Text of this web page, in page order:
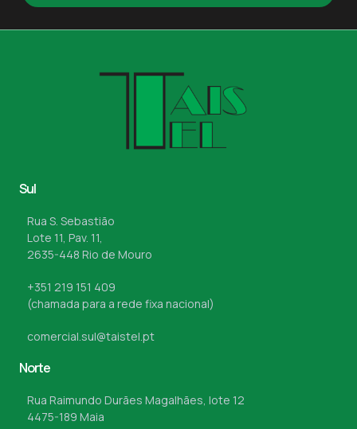
Sul
Rua S. Sebastião
Lote 11, Pav. 11,
2635-448 Rio de Mouro
+351 219 151 409
(chamada para a rede fixa nacional)
comercial.sul@taistel.pt
Norte
Rua Raimundo Durães Magalhães, lote 12
4475-189 Maia